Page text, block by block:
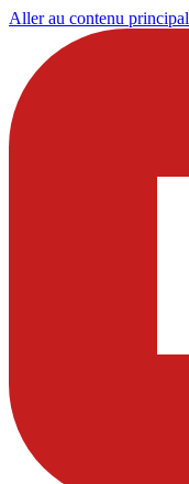
Aller au contenu principal